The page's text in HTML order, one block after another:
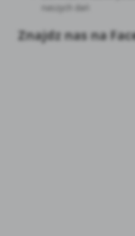
naszych dań
Znajdz nas na